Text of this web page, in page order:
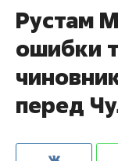
Рустам
ошибки
перед